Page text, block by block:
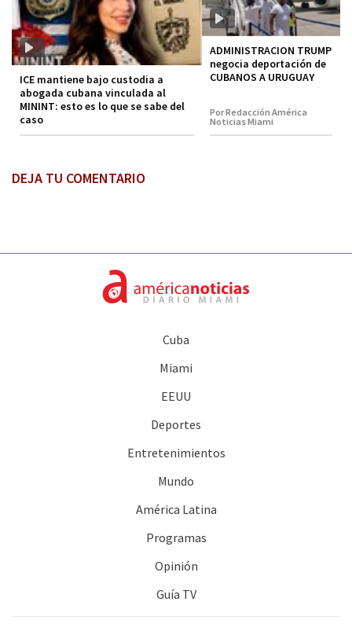
ICE mantiene bajo custodia a
abogada cubana vinculada al
MININT: esto es lo que se sabe del
caso
ADMINISTRACION TRUMP
negocia deportación de
CUBANOS A URUGUAY
Por Redacción América
Noticias Miami
DEJA TU COMENTARIO
Cuba
Miami
EEUU
Deportes
Entretenimientos
Mundo
América Latina
Programas
Opinión
Guía TV